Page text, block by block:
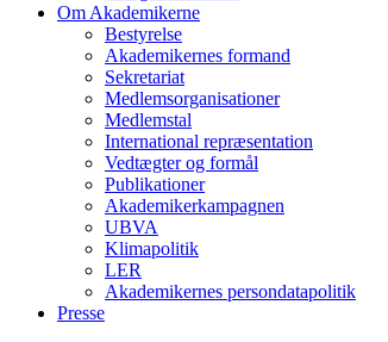
Om Akademikerne
Bestyrelse
Akademikernes formand
Sekretariat
Medlemsorganisationer
Medlemstal
International repræsentation
Vedtægter og formål
Publikationer
Akademikerkampagnen
UBVA
Klimapolitik
LER
Akademikernes persondatapolitik
Presse